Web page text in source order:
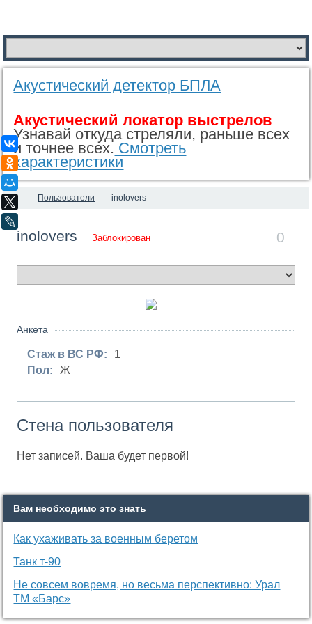
ВКонтакте
Одноклассники
Мой Мир
Акустический детектор БПЛА
Акустический локатор выстрелов
Узнавай откуда стреляли, раньше всех
и точнее всех. Смотреть
характеристики
Пользователи inolovers
0
inolovers Заблокирован
Анкета
Стаж в ВС РФ:
1
Пол:
Ж
Стена пользователя
Нет записей. Ваша будет первой!
Вам необходимо это знать
Как ухаживать за военным беретом
Танк т-90
Не совсем вовремя, но весьма перспективно: Урал
ТМ «Барс»